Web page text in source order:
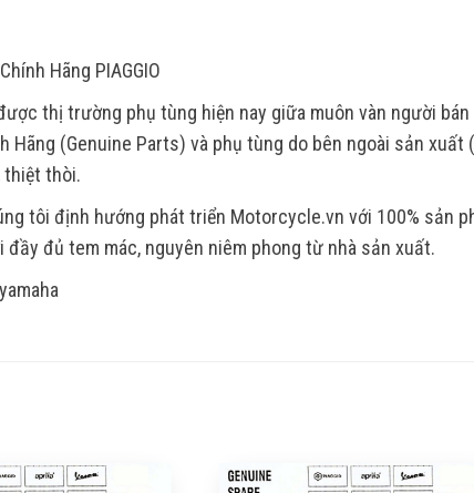
Hãng PIAGGIO
thị trường phụ tùng hiện nay giữa muôn vàn người
Hãng (Genuine Parts) và phụ tùng do bên ngoài sản
thiệt thòi.
tôi định hướng phát triển Motorcycle.vn với 100% sản
đầy đủ tem mác, nguyên niêm phong từ nhà sản xuất.